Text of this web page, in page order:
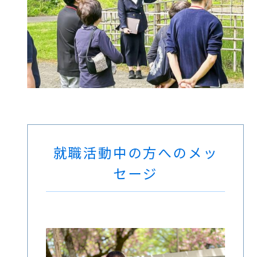
就職活動中の方へのメッ
セージ